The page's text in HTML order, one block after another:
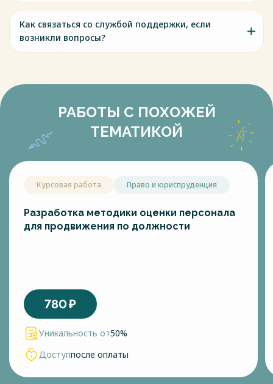
Как связаться со службой поддержки, если
возникли вопросы?
РАБОТЫ С ПОХОЖЕЙ
ТЕМАТИКОЙ
Курсовая работа Право и юриспруденция
Разработка методики оценки персонала
для продвижения по должности
780₽
Уникальность от50%
Доступпосле оплаты